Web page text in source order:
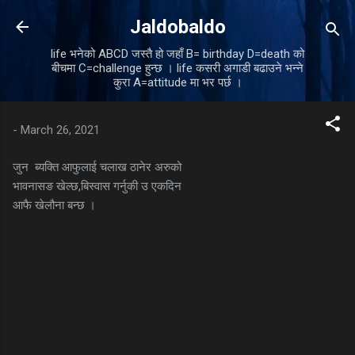
Skip to main content
Jaldobaldo
life भनेको ABCD जस्तै हो जहाँ B= birthday D=death को
बीचमा C=challenge हुन्छ । life कसरी अगाडी बढाउने भन्ने
कुरा A=attitude मा भर पर्छ ।
- March 26, 2021
जुन ब्यक्ति आफुलाई चलाख ठानेर अरुको
भावनासङ खेल्छ,बिस्वास गर्नुकी उ एकदिन
आफै खेलौना बन्छ ।